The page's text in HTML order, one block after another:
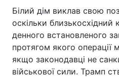
Білий дім виклав свою
оскільки близькосхідний
денного встановленого
протягом якого операції
якщо законодавці не
військової сили. Трамп